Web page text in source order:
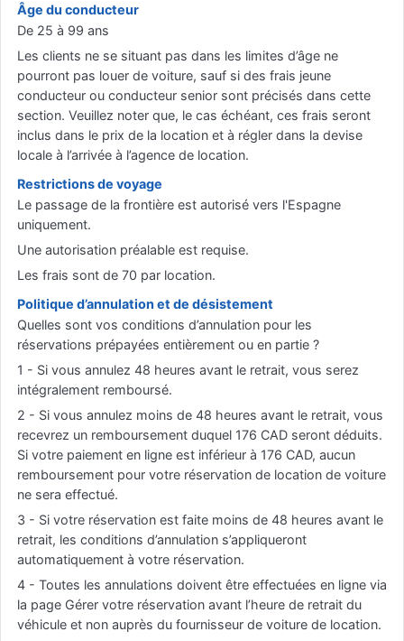
Âge du conducteur
De 25 à 99 ans
Les clients ne se situant pas dans les limites d’âge ne
pourront pas louer de voiture, sauf si des frais jeune
conducteur ou conducteur senior sont précisés dans cette
section. Veuillez noter que, le cas échéant, ces frais seront
inclus dans le prix de la location et à régler dans la devise
locale à l’arrivée à l’agence de location.
Restrictions de voyage
Le passage de la frontière est autorisé vers l'Espagne
uniquement.
Une autorisation préalable est requise.
Les frais sont de 70 par location.
Politique d’annulation et de désistement
Quelles sont vos conditions d’annulation pour les
réservations prépayées entièrement ou en partie ?
1 - Si vous annulez 48 heures avant le retrait, vous serez
intégralement remboursé.
2 - Si vous annulez moins de 48 heures avant le retrait, vous
recevrez un remboursement duquel 176 CAD seront déduits.
Si votre paiement en ligne est inférieur à 176 CAD, aucun
remboursement pour votre réservation de location de voiture
ne sera effectué.
3 - Si votre réservation est faite moins de 48 heures avant le
retrait, les conditions d’annulation s’appliqueront
automatiquement à votre réservation.
4 - Toutes les annulations doivent être effectuées en ligne via
la page Gérer votre réservation avant l’heure de retrait du
véhicule et non auprès du fournisseur de voiture de location.